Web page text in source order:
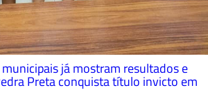
já mostram resultados e
Preta conquista título invicto em